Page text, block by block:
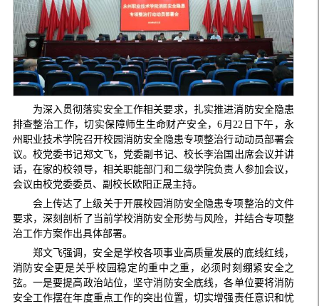
为深入贯彻落实安全工作相关要求，扎实推进消防安全隐患
排查整治工作，切实保障师生生命财产安全，6月22日下午，永
州职业技术学院召开校园消防安全隐患专项整治行动动员部署会
议。校党委书记郑文飞，党委副书记、校长李治国出席会议并讲
话，在家的校领导，相关职能部门和二级学院负责人参加会议，
会议由校党委委员、副校长欧阳正晟主持。
会上传达了上级关于开展校园消防安全隐患专项整治的文件
要求，深刻剖析了当前学校消防安全形势与风险，并结合专项整
治工作方案作出具体部署。
郑文飞强调，安全是学校各项事业高质量发展的底线红线，
消防安全更是关乎校园稳定的重中之重，必须时刻绷紧安全之
弦。一是要提高政治站位，坚守消防安全底线，各单位要将消防
安全工作摆在年度重点工作的突出位置，切实增强责任意识和忧